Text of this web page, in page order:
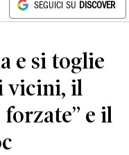
SEGUICI SU DISCOVER
e si toglie
vicini, il
e il